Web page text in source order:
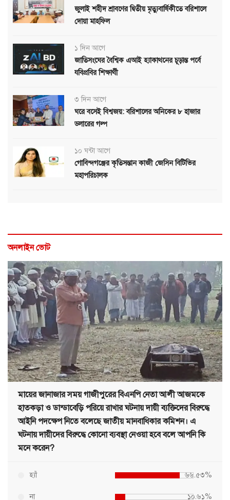
জুলাই শহীদ শ্রাবণের দ্বিতীয় মৃত্যুবার্ষিকীতে বরিশালে
দোয়া মাহফিল
১ দিন আগে
জাতিসংঘের বৈশ্বিক এআই হ্যাকাথনের চূড়ান্ত পর্বে
যবিপ্রবির শিক্ষার্থী
৩ দিন আগে
ঘরে বসেই বিশ্বজয়: বরিশালের অনিকের ৮ হাজার
ডলারের গল্প
১০ ঘন্টা আগে
গোবিন্দগঞ্জের কৃতিসন্তান কাজী জেসিন বিটিভির
মহাপরিচালক
অনলাইন ভোট
মায়ের জানাজার সময় গাজীপুরের বিএনপি নেতা আলী আজমকে
হাতকড়া ও ডান্ডাবেড়ি পরিয়ে রাখার ঘটনায় দায়ী ব্যক্তিদের বিরুদ্ধে
আইনি পদক্ষেপ নিতে বলেছে জাতীয় মানবাধিকার কমিশন। এ
ঘটনায় দায়ীদের বিরুদ্ধে কোনো ব্যবস্থা নেওয়া হবে বলে আপনি কি
মনে করেন?
হ্যাঁ ৬৬.৫৩%
না ১০.৬১%